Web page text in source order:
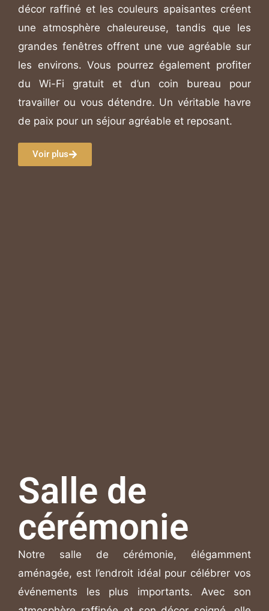
décor raffiné et les couleurs apaisantes créent
une atmosphère chaleureuse, tandis que les
grandes fenêtres offrent une vue agréable sur
les environs. Vous pourrez également profiter
du Wi-Fi gratuit et d’un coin bureau pour
travailler ou vous détendre. Un véritable havre
de paix pour un séjour agréable et reposant.
Voir plus
Salle de
cérémonie
Notre salle de cérémonie, élégamment
aménagée, est l’endroit idéal pour célébrer vos
événements les plus importants. Avec son